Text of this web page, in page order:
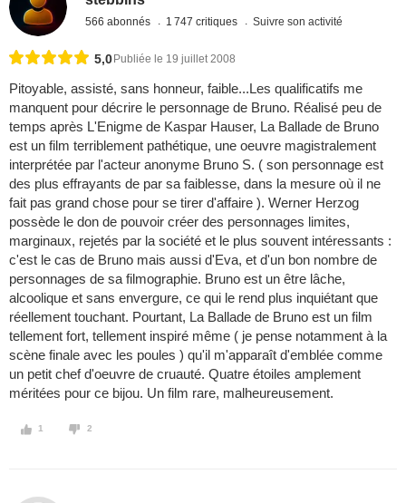
566 abonnés 1 747 critiques Suivre son activité
5,0 Publiée le 19 juillet 2008
Pitoyable, assisté, sans honneur, faible...Les qualificatifs me
manquent pour décrire le personnage de Bruno. Réalisé peu de
temps après L'Enigme de Kaspar Hauser, La Ballade de Bruno
est un film terriblement pathétique, une oeuvre magistralement
interprétée par l'acteur anonyme Bruno S. ( son personnage est
des plus effrayants de par sa faiblesse, dans la mesure où il ne
fait pas grand chose pour se tirer d'affaire ). Werner Herzog
possède le don de pouvoir créer des personnages limites,
marginaux, rejetés par la société et le plus souvent intéressants :
c'est le cas de Bruno mais aussi d'Eva, et d'un bon nombre de
personnages de sa filmographie. Bruno est un être lâche,
alcoolique et sans envergure, ce qui le rend plus inquiétant que
réellement touchant. Pourtant, La Ballade de Bruno est un film
tellement fort, tellement inspiré même ( je pense notamment à la
scène finale avec les poules ) qu'il m'apparaît d'emblée comme
un petit chef d'oeuvre de cruauté. Quatre étoiles amplement
méritées pour ce bijou. Un film rare, malheureusement.
1 2